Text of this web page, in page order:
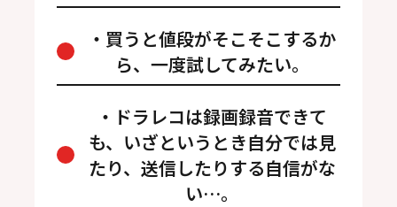
・買うと値段がそこそこするか
ら、一度試してみたい。
・ドラレコは録画録音できて
も、いざというとき自分では見
たり、送信したりする自信がな
い…。